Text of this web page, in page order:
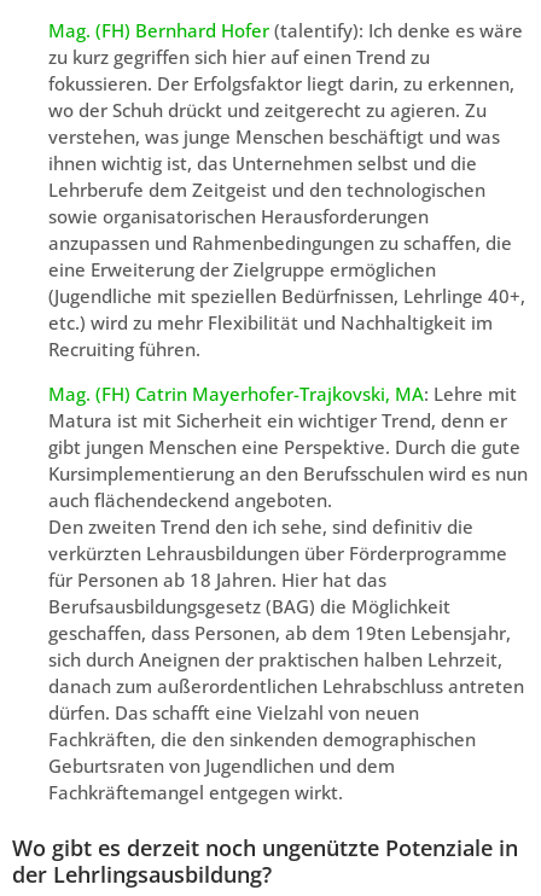
Mag. (FH) Bernhard Hofer (talentify): Ich denke es wäre
zu kurz gegriffen sich hier auf einen Trend zu
fokussieren. Der Erfolgsfaktor liegt darin, zu erkennen,
wo der Schuh drückt und zeitgerecht zu agieren. Zu
verstehen, was junge Menschen beschäftigt und was
ihnen wichtig ist, das Unternehmen selbst und die
Lehrberufe dem Zeitgeist und den technologischen
sowie organisatorischen Herausforderungen
anzupassen und Rahmenbedingungen zu schaffen, die
eine Erweiterung der Zielgruppe ermöglichen
(Jugendliche mit speziellen Bedürfnissen, Lehrlinge 40+,
etc.) wird zu mehr Flexibilität und Nachhaltigkeit im
Recruiting führen.
Mag. (FH) Catrin Mayerhofer-Trajkovski, MA: Lehre mit
Matura ist mit Sicherheit ein wichtiger Trend, denn er
gibt jungen Menschen eine Perspektive. Durch die gute
Kursimplementierung an den Berufsschulen wird es nun
auch flächendeckend angeboten.
Den zweiten Trend den ich sehe, sind definitiv die
verkürzten Lehrausbildungen über Förderprogramme
für Personen ab 18 Jahren. Hier hat das
Berufsausbildungsgesetz (BAG) die Möglichkeit
geschaffen, dass Personen, ab dem 19ten Lebensjahr,
sich durch Aneignen der praktischen halben Lehrzeit,
danach zum außerordentlichen Lehrabschluss antreten
dürfen. Das schafft eine Vielzahl von neuen
Fachkräften, die den sinkenden demographischen
Geburtsraten von Jugendlichen und dem
Fachkräftemangel entgegen wirkt.
Wo gibt es derzeit noch ungenützte Potenziale in
der Lehrlingsausbildung?